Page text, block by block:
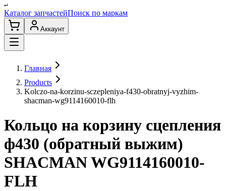
↵
Каталог запчастейПоиск по маркам
Аккаунт
Главная
Products
Kolczo-na-korzinu-sczepleniya-f430-obratnyj-vyzhim-
shacman-wg9114160010-flh
Кольцо на корзину сцепления
ф430 (обратный выжим)
SHACMAN WG9114160010-
FLH